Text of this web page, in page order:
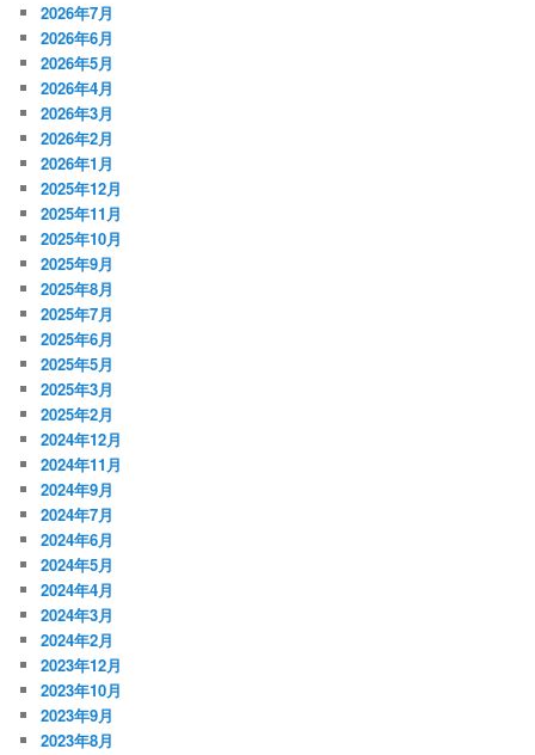
2026年7月
2026年6月
2026年5月
2026年4月
2026年3月
2026年2月
2026年1月
2025年12月
2025年11月
2025年10月
2025年9月
2025年8月
2025年7月
2025年6月
2025年5月
2025年3月
2025年2月
2024年12月
2024年11月
2024年9月
2024年7月
2024年6月
2024年5月
2024年4月
2024年3月
2024年2月
2023年12月
2023年10月
2023年9月
2023年8月